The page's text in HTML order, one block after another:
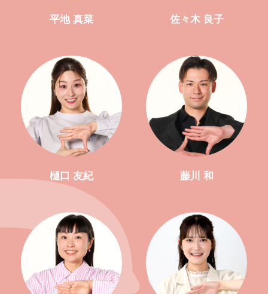
平地 真菜 佐々木 良子
樋口 友紀 藤川 和